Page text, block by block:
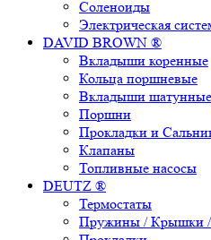
Соленоиды
Электрическая
DAVID BROWN ®
Вкладыши коренные
Кольца поршневые
Вкладыши шатунные
Поршни
Прокладки и
Клапаны
Топливные насосы
DEUTZ ®
Термостаты
Пружины / Крышки /